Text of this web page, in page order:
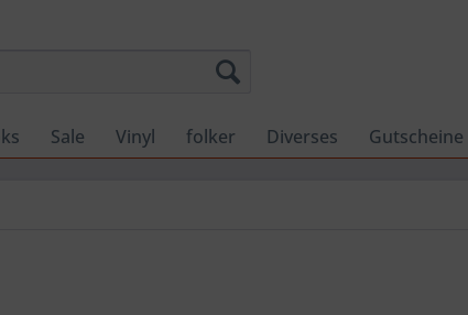
Sale Vinyl folker Diverses Gutscheine